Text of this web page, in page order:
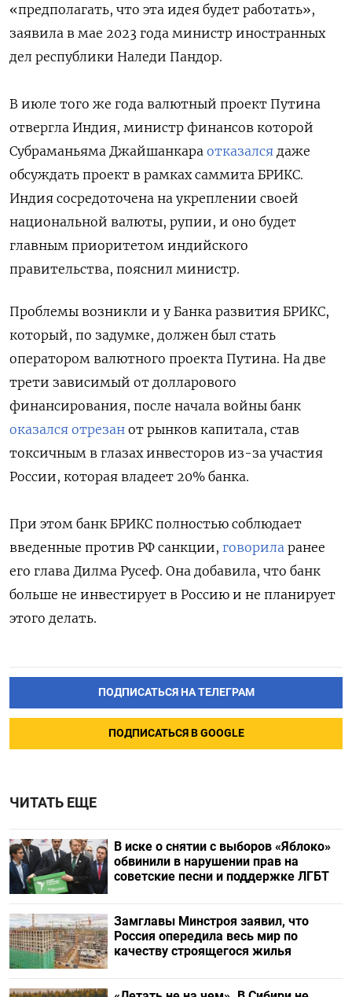
«предполагать, что эта идея будет работать»,
заявила в мае 2023 года министр иностранных
дел республики Наледи Пандор.
В июле того же года валютный проект Путина
отвергла Индия, министр финансов которой
Субраманьяма Джайшанкара отказался даже
обсуждать проект в рамках саммита БРИКС.
Индия сосредоточена на укреплении своей
национальной валюты, рупии, и оно будет
главным приоритетом индийского
правительства, пояснил министр.
Проблемы возникли и у Банка развития БРИКС,
который, по задумке, должен был стать
оператором валютного проекта Путина. На две
трети зависимый от долларового
финансирования, после начала войны банк
оказался отрезан от рынков капитала, став
токсичным в глазах инвесторов из-за участия
России, которая владеет 20% банка.
При этом банк БРИКС полностью соблюдает
введенные против РФ санкции, говорила ранее
его глава Дилма Русеф. Она добавила, что банк
больше не инвестирует в Россию и не планирует
этого делать.
ПОДПИСАТЬСЯ НА ТЕЛЕГРАМ
ПОДПИСАТЬСЯ В GOOGLE
ЧИТАТЬ ЕЩЕ
В иске о снятии с выборов «Яблоко»
обвинили в нарушении прав на
советские песни и поддержке ЛГБТ
Замглавы Минстроя заявил, что
Россия опередила весь мир по
качеству строящегося жилья